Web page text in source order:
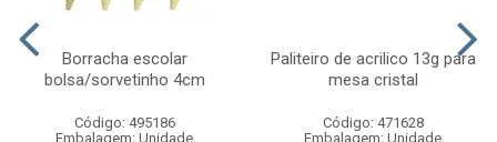
Borracha escolar
bolsa/sorvetinho 4cm
Código: 495186
Embalagem: Unidade
Paliteiro de acrilico 13g para
mesa cristal
Código: 471628
Embalagem: Unidade